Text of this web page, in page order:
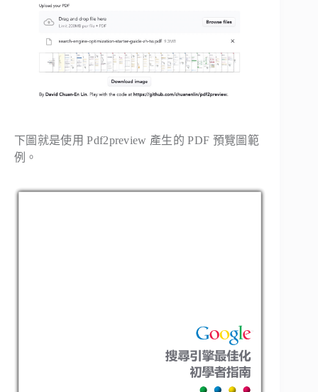
下圖就是使用 Pdf2preview 產生的 PDF 預覽圖範
例。